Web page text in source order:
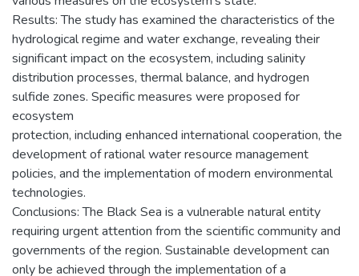
Results: The study has examined the characteristics of the
hydrological regime and water exchange, revealing their
significant impact on the ecosystem, including salinity
distribution processes, thermal balance, and hydrogen
sulfide zones. Specific measures were proposed for
ecosystem
protection, including enhanced international cooperation, the
development of rational water resource management
policies, and the implementation of modern environmental
technologies.
Conclusions: The Black Sea is a vulnerable natural entity
requiring urgent attention from the scientific community and
governments of the region. Sustainable development can
only be achieved through the implementation of a